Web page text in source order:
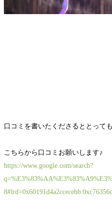
口コミを書いたくださるととって
こちらから口コミお願いします♪
https://www.google.com/search?